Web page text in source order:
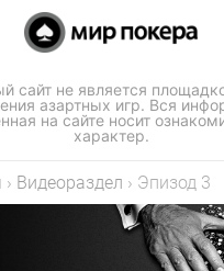
сайт не является
азартных игр. Вся
на сайте носит
характер.
› Видеораздел › Эпизод 3